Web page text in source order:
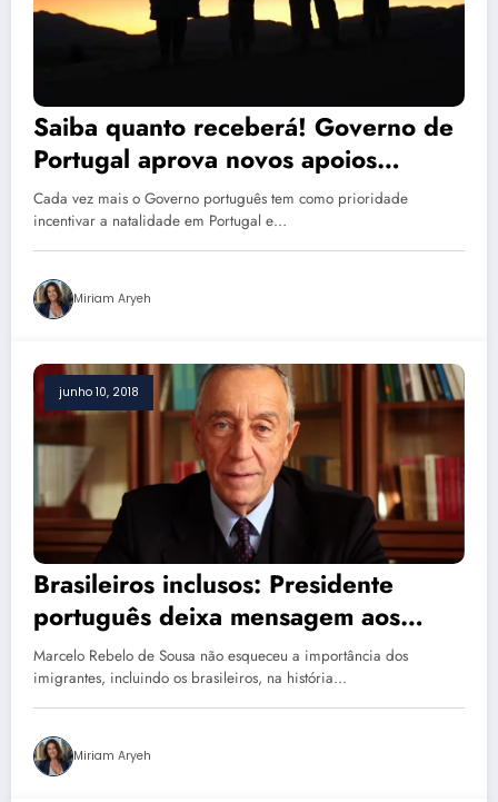
Saiba quanto receberá! Governo de
Portugal aprova novos apoios
financeiros para famílias
Cada vez mais o Governo português tem como prioridade
incentivar a natalidade em Portugal e…
Miriam Aryeh
junho 10, 2018
Brasileiros inclusos: Presidente
português deixa mensagem aos
imigrantes em Portugal
Marcelo Rebelo de Sousa não esqueceu a importância dos
imigrantes, incluindo os brasileiros, na história…
Miriam Aryeh